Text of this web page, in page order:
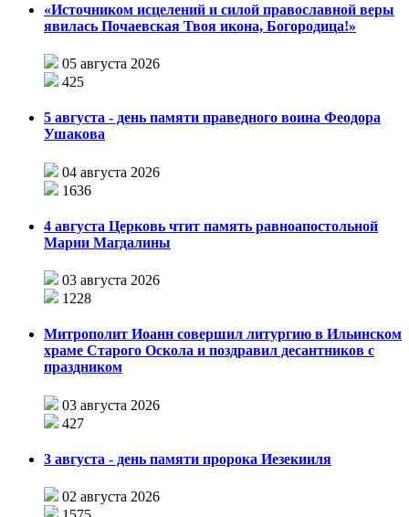
«Источником исцелений и силой православной веры
явилась Почаевская Твоя икона, Богородица!»
05 августа 2026
425
5 августа - день памяти праведного воина Феодора
Ушакова
04 августа 2026
1636
4 августа Церковь чтит память равноапостольной
Марии Магдалины
03 августа 2026
1228
Митрополит Иоанн совершил литургию в Ильинском
храме Старого Оскола и поздравил десантников с
праздником
03 августа 2026
427
3 августа - день памяти пророка Иезекииля
02 августа 2026